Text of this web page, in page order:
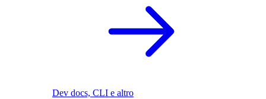
Dev docs, CLI e altro